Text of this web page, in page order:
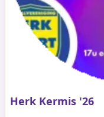
Herk Kermis '26